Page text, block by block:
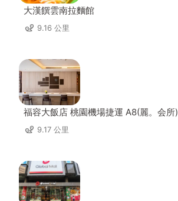
大漢饌雲南拉麵館
9.16 公里
福容大飯店 桃園機場捷運 A8(麗。会所)
9.17 公里